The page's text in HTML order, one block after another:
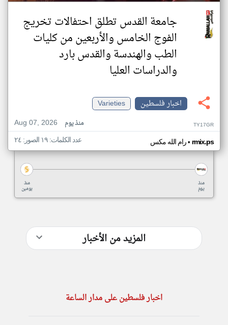
جامعة القدس تطلق احتفالات تخريج
الفوج الخامس والأربعين من كليات
الطب والهندسة والقدس بارد
والدراسات العليا
اخبار فلسطين
Varieties
Aug 07, 2026
منذ يوم TY17GR
رام الله مكس• rmix.ps عدد الكلمات: ١٩ الصور: ٢٤
منذ
يومين
منذ
يوم
المزيد من الأخبار
اخبار فلسطين على مدار الساعة